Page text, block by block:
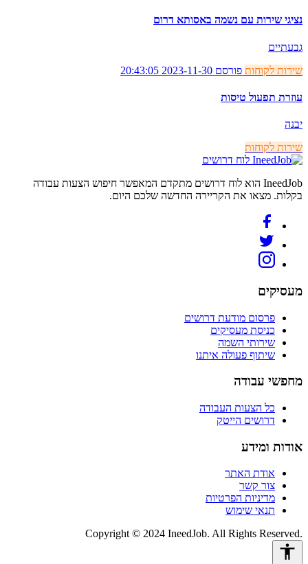
נציגי שירות עם נשמה באסותא דרום
גבעתיים
שירות לקוחות פורסם 2023-11-30 20:43:05
עוזרת תפעול טיסות
יבנה
שירות לקוחות
לוח דרושים
IneedJob הוא לוח דרושים מתקדם המאפשר חיפוש הצעות עבודה
בקלות. מצאו את הקריירה החדשה שלכם היום.
מעסיקים
פרסום מודעת דרושים
כניסת מעסיקים
שירותי השמה
שיתוף פעולה איתנו
מחפשי עבודה
כל הצעות העבודה
דרושים הייטק
אודות ומידע
אודת האתר
צור קשר
מדיניות הפרטיות
תנאי שימוש
Copyright © 2024 IneedJob. All Rights Reserved.